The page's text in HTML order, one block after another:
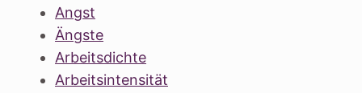
Angst
Ängste
Arbeitsdichte
Arbeitsintensität